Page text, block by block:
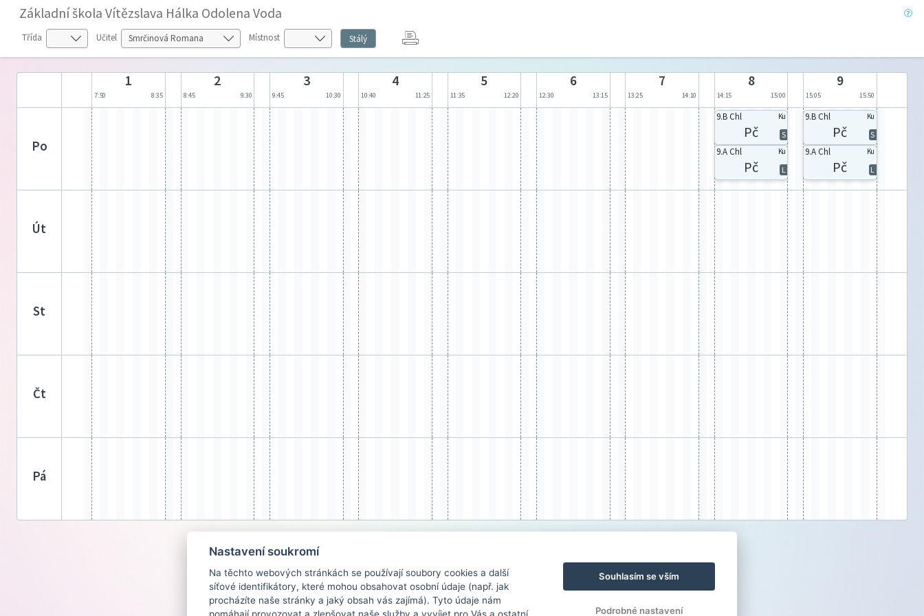
Základní škola Vítězslava Hálka Odolena Voda
Třída Učitel Místnost Stálý
1
7:50 8:35
2
8:45 9:30
3
9:45 10:30
4
10:40 11:25
5
11:35 12:20
6
12:30 13:15
7
13:25 14:10
8
14:15 15:00
9
15:05 15:50
po
9.B Chl Ku
Pč S
9.A Chl Ku
Pč L
9.B Chl Ku
Pč S
9.A Chl Ku
Pč L
út
st
čt
pá
Nastavení soukromí
Na těchto webových stránkách se používají soubory cookies a další
síťové identifikátory, které mohou obsahovat osobní údaje (např. jak
procházíte naše stránky a jaký obsah vás zajímá). Tyto údaje nám
Souhlasím se vším
Podrobné nastavení